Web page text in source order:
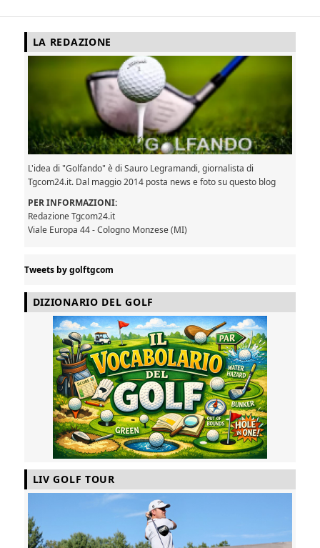
LA REDAZIONE
L'idea di "Golfando" è di Sauro Legramandi, giornalista di
Tgcom24.it. Dal maggio 2014 posta news e foto su questo blog
PER INFORMAZIONI:
Redazione Tgcom24.it
Viale Europa 44 - Cologno Monzese (MI)
Tweets by golftgcom
DIZIONARIO DEL GOLF
LIV GOLF TOUR